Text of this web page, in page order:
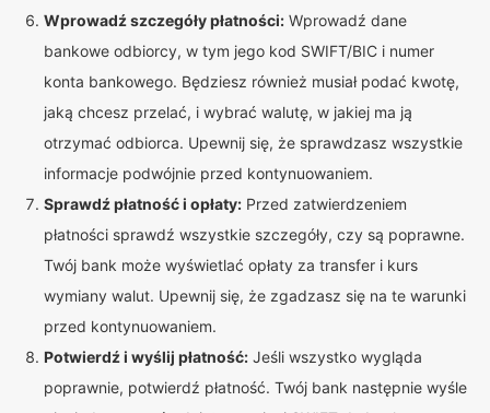
Wprowadź szczegóły płatności: Wprowadź dane
bankowe odbiorcy, w tym jego kod SWIFT/BIC i numer
konta bankowego. Będziesz również musiał podać kwotę,
jaką chcesz przelać, i wybrać walutę, w jakiej ma ją
otrzymać odbiorca. Upewnij się, że sprawdzasz wszystkie
informacje podwójnie przed kontynuowaniem.
Sprawdź płatność i opłaty: Przed zatwierdzeniem
płatności sprawdź wszystkie szczegóły, czy są poprawne.
Twój bank może wyświetlać opłaty za transfer i kurs
wymiany walut. Upewnij się, że zgadzasz się na te warunki
przed kontynuowaniem.
Potwierdź i wyślij płatność: Jeśli wszystko wygląda
poprawnie, potwierdź płatność. Twój bank następnie wyśle